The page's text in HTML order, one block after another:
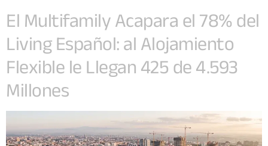
El Multifamily Acapara el 78% del
Living Español: al Alojamiento
Flexible le Llegan 425 de 4.593
Millones